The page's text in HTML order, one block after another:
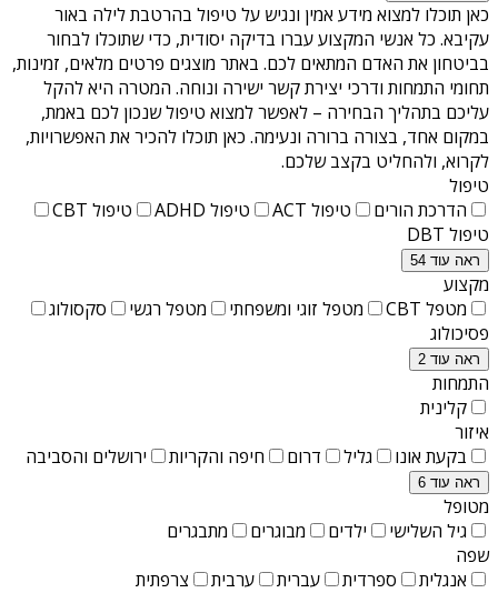
כאן תוכלו למצוא מידע אמין ונגיש על טיפול בהרטבת לילה באור
עקיבא. כל אנשי המקצוע עברו בדיקה יסודית, כדי שתוכלו לבחור
בביטחון את האדם המתאים לכם. באתר מוצגים פרטים מלאים, זמינות,
תחומי התמחות ודרכי יצירת קשר ישירה ונוחה. המטרה היא להקל
עליכם בתהליך הבחירה – לאפשר למצוא טיפול שנכון לכם באמת,
במקום אחד, בצורה ברורה ונעימה. כאן תוכלו להכיר את האפשרויות,
לקרוא, ולהחליט בקצב שלכם.
טיפול
הדרכת הורים
טיפול ACT טיפול ADHD
טיפול CBT
טיפול DBT
ראה עוד 54
מקצוע
מטפל CBT
מטפל זוגי ומשפחתי מטפל רגשי
סקסולוג
פסיכולוג
ראה עוד 2
התמחות
קלינית
איזור
בקעת אונו
גליל דרום חיפה והקריות ירושלים והסביבה
ראה עוד 6
מטופל
גיל השלישי
ילדים מבוגרים
מתבגרים
שפה
אנגלית
ספרדית עברית ערבית צרפתית